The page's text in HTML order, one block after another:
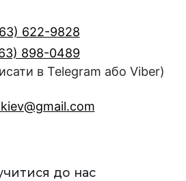
622-9828
898-0489
в Telegram або Viber)
до нас